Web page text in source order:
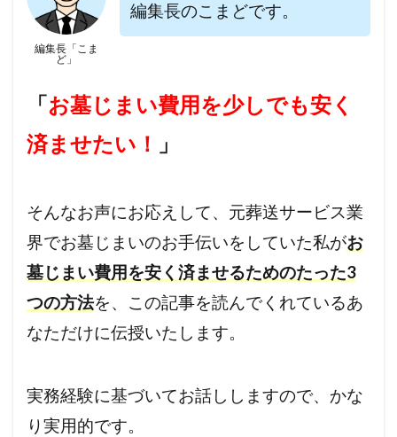
編集長「こま
ど」
編集長のこまどです。
「お墓じまい費用を少しでも安く
済ませたい！ 」
そんなお声にお応えして、元葬送サービス業
界でお墓じまいのお手伝いをしていた私がお
墓じまい費用を安く済ませるためのたった3
つの方法を、この記事を読んでくれているあ
なただけに伝授いたします。
実務経験に基づいてお話ししますので、かな
り実用的です。